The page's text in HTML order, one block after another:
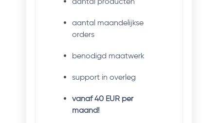
aantal maandelijkse
orders
benodigd maatwerk
support in overleg
vanaf 40 EUR per
maand!